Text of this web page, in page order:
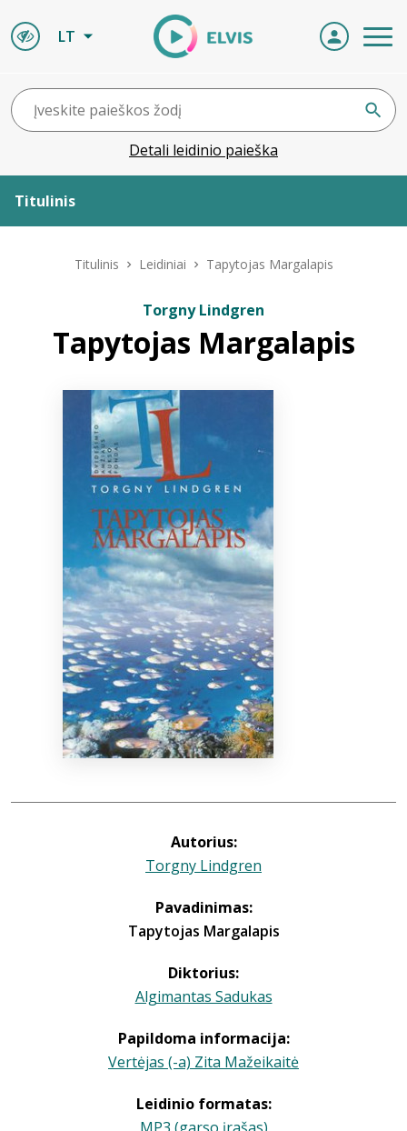
LT
Detali leidinio paieška
Titulinis
ELVIS atvyksta
Bibliotekoms
Titulinis Leidiniai Tapytojas Margalapis
Torgny Lindgren
Tapytojas Margalapis
Autorius:
Torgny Lindgren
Pavadinimas:
Tapytojas Margalapis
Diktorius:
Algimantas Sadukas
Papildoma informacija:
Vertėjas (-a) Zita Mažeikaitė
Leidinio formatas: